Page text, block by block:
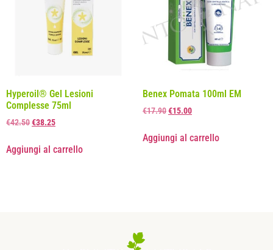
Hyperoil® Gel Lesioni
Complesse 75ml
€42.50€38.25
Aggiungi al carrello
Benex Pomata 100ml EM
€17.90€15.00
Aggiungi al carrello